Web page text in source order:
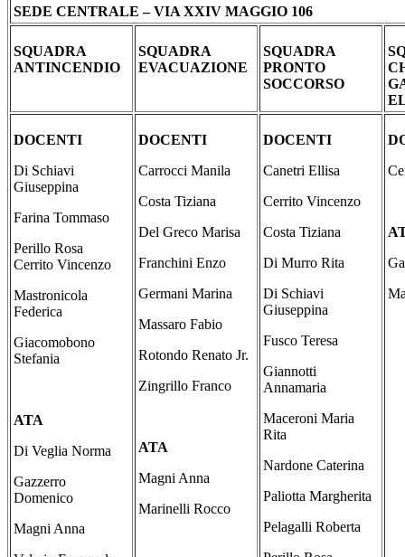
SEDE CENTRALE – VIA XXIV MAGGIO 106
SQUADRA
ANTINCENDIO
SQUADRA
EVACUAZIONE
SQUADRA
PRONTO
SOCCORSO
DOCENTI
Di Schiavi
Giuseppina
Farina Tommaso
Perillo Rosa
Cerrito Vincenzo
Mastronicola
Federica
Giacomobono
Stefania
ATA
Di Veglia Norma
Gazzerro
Domenico
Magni Anna
DOCENTI
Carrocci Manila
Costa Tiziana
Del Greco Marisa
Franchini Enzo
Germani Marina
Massaro Fabio
Rotondo Renato Jr.
Zingrillo Franco
ATA
Magni Anna
Marinelli Rocco
DOCENTI
Canetri Ellisa
Cerrito Vincenzo
Costa Tiziana
Di Murro Rita
Di Schiavi
Giuseppina
Fusco Teresa
Giannotti
Annamaria
Maceroni Maria
Rita
Nardone Caterina
Paliotta Margherita
Pelagalli Roberta